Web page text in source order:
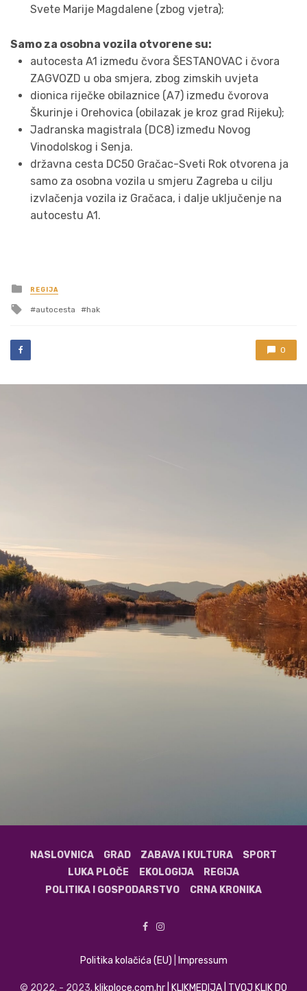
Svete Marije Magdalene (zbog vjetra);
Samo za osobna vozila otvorene su:
autocesta A1 između čvora ŠESTANOVAC i čvora
ZAGVOZD u oba smjera, zbog zimskih uvjeta
dionica riječke obilaznice (A7) između čvorova
Škurinje i Orehovica (obilazak je kroz grad Rijeku);
Jadranska magistrala (DC8) između Novog
Vinodolskog i Senja.
državna cesta DC50 Gračac-Sveti Rok otvorena ja
samo za osobna vozila u smjeru Zagreba u cilju
izvlačenja vozila iz Gračaca, i dalje uključenje na
autocestu A1.
Posted
in
REGIJA
Tagged
autocesta hak
0
NASLOVNICA GRAD ZABAVA I KULTURA
SPORT
LUKA PLOČE
EKOLOGIJA
REGIJA
POLITIKA I GOSPODARSTVO
CRNA KRONIKA
Politika kolačića (EU) Impressum
© 2022. - 2023. klikploce.com.hr | KLIKMEDIJA | TVOJ KLIK DO